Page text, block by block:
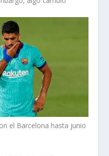
el Barcelona hasta junio